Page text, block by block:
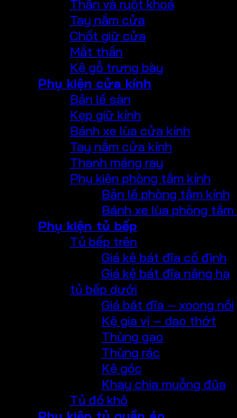
Thân và ruột khoá
Tay nắm cửa
Chốt giữ cửa
Mắt thần
Kệ gỗ trưng bày
Phụ kiện cửa kính
Bản lề sàn
Kẹp giữ kính
Bánh xe lùa cửa kính
Tay nắm cửa kính
Thanh máng ray
Phụ kiện phòng tắm kính
Bản lề phòng tắm kính
Bánh xe lùa phòng tắm
Phụ kiện tủ bếp
Tủ bếp trên
Giá kệ bát đĩa cố định
Giá kệ bát đĩa nâng hạ
tủ bếp dưới
Giá bát đĩa – xoong nồi
Kệ gia vị – dao thớt
Thùng gạo
Thùng rác
Kệ góc
Khay chia muỗng đũa
Tủ đồ khô